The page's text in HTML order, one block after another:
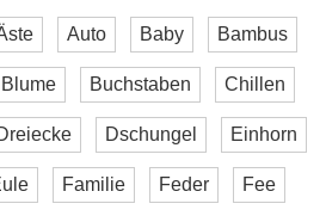
Auto Baby Bambus
Blume Buchstaben Chillen
Dschungel Einhorn
Familie Feder Fee